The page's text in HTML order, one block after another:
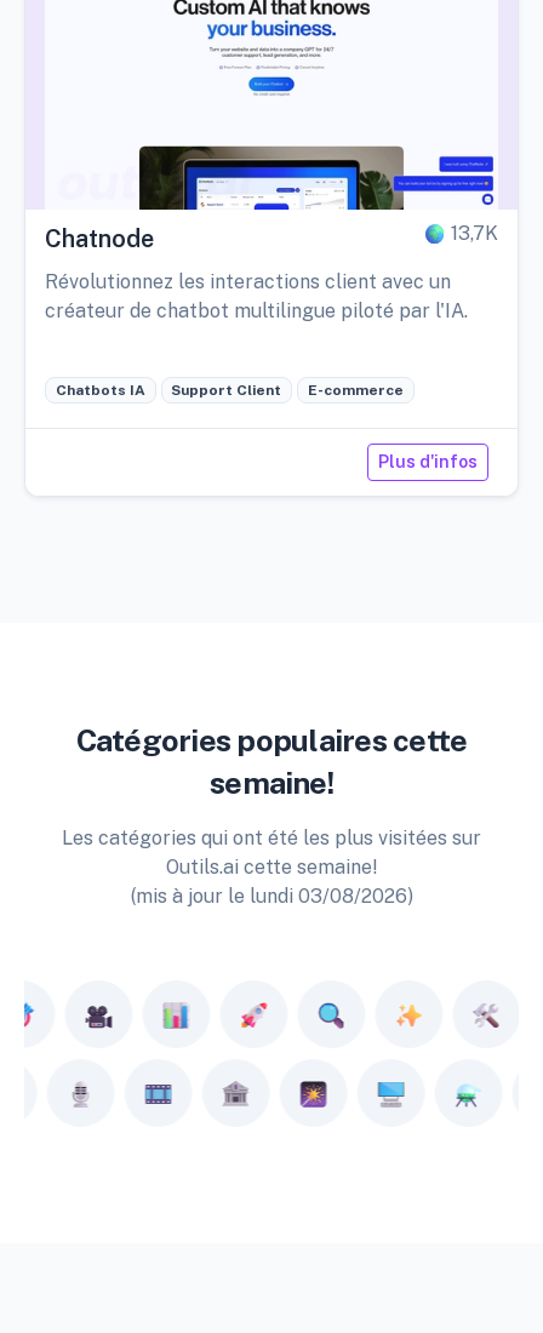
Chatnode 13,7K
Révolutionnez les interactions client avec un
créateur de chatbot multilingue piloté par l'IA.
Chatbots IA Support Client E-commerce
Plus d'infos
Catégories populaires cette
semaine!
Les catégories qui ont été les plus visitées sur
Outils.ai cette semaine!
(mis à jour le lundi 03/08/2026)